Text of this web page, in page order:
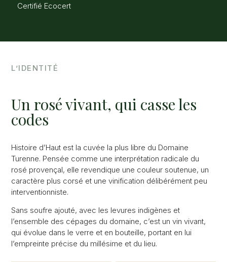
Certifié Ecocert
L’IDENTITÉ
Un rosé vivant, qui casse les
codes
Histoire d’Haut est la cuvée la plus libre du Domaine
Turenne. Pensée comme une interprétation radicale du
rosé provençal, elle revendique une couleur soutenue, un
caractère plus corsé et une vinification délibérément peu
interventionniste.
Sans soufre ajouté, avec les levures indigènes et
l’ensemble des cépages du domaine, c’est un vin vivant,
qui évolue dans le verre et en bouteille, portant en lui
l’empreinte précise du millésime et du lieu.